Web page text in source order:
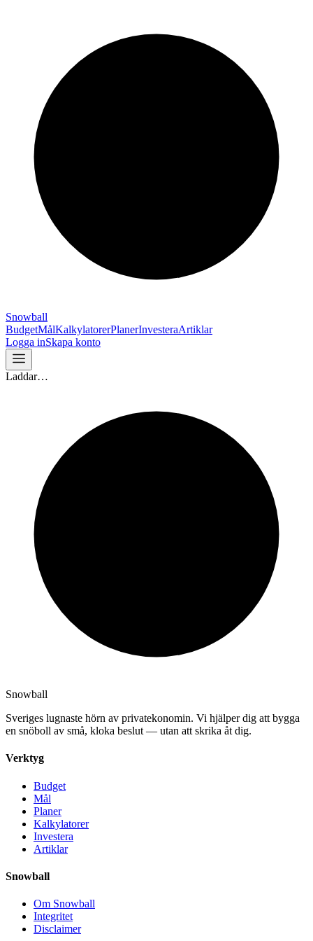
Snowball
BudgetMålKalkylatorerPlanerInvesteraArtiklar
Logga inSkapa konto
Laddar…
Snowball
Sveriges lugnaste hörn av privatekonomin. Vi hjälper dig att bygga
en snöboll av små, kloka beslut — utan att skrika åt dig.
Verktyg
Budget
Mål
Planer
Kalkylatorer
Investera
Artiklar
Snowball
Om Snowball
Integritet
Disclaimer